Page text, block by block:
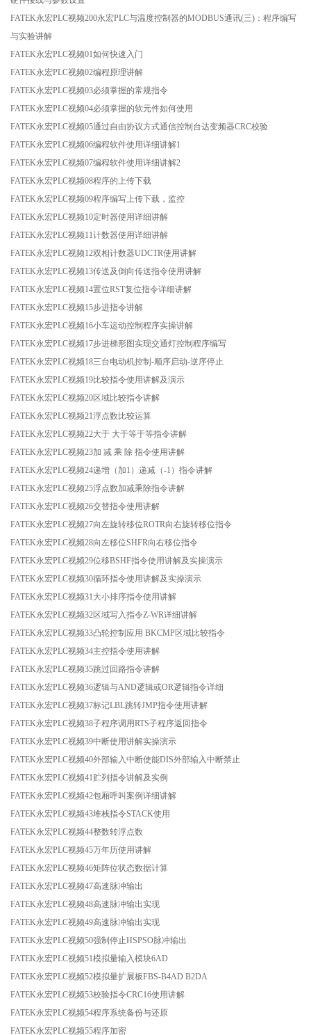
FATEK永宏PLC视频200永宏PLC与温度控制器的MODBUS通讯(三)：程序编写
与实验讲解
FATEK永宏PLC视频01如何快速入门
FATEK永宏PLC视频02编程原理讲解
FATEK永宏PLC视频03必须掌握的常规指令
FATEK永宏PLC视频04必须掌握的软元件如何使用
FATEK永宏PLC视频05通过自由协议方式通信控制台达变频器CRC校验
FATEK永宏PLC视频06编程软件使用详细讲解1
FATEK永宏PLC视频07编程软件使用详细讲解2
FATEK永宏PLC视频08程序的上传下载
FATEK永宏PLC视频09程序编写上传下载，监控
FATEK永宏PLC视频10定时器使用详细讲解
FATEK永宏PLC视频11计数器使用详细讲解
FATEK永宏PLC视频12双相计数器UDCTR使用讲解
FATEK永宏PLC视频13传送及倒向传送指令使用讲解
FATEK永宏PLC视频14置位RST复位指令详细讲解
FATEK永宏PLC视频15步进指令讲解
FATEK永宏PLC视频16小车运动控制程序实操讲解
FATEK永宏PLC视频17步进梯形图实现交通灯控制程序编写
FATEK永宏PLC视频18三台电动机控制-顺序启动-逆序停止
FATEK永宏PLC视频19比较指令使用讲解及演示
FATEK永宏PLC视频20区域比较指令讲解
FATEK永宏PLC视频21浮点数比较运算
FATEK永宏PLC视频22大于 大于等于等指令讲解
FATEK永宏PLC视频23加 减 乘 除 指令使用讲解
FATEK永宏PLC视频24递增（加1）递减（-1）指令讲解
FATEK永宏PLC视频25浮点数加减乘除指令讲解
FATEK永宏PLC视频26交替指令使用讲解
FATEK永宏PLC视频27向左旋转移位ROTR向右旋转移位指令
FATEK永宏PLC视频28向左移位SHFR向右移位指令
FATEK永宏PLC视频29位移BSHF指令使用讲解及实操演示
FATEK永宏PLC视频30循环指令使用讲解及实操演示
FATEK永宏PLC视频31大小排序指令使用讲解
FATEK永宏PLC视频32区域写入指令Z-WR详细讲解
FATEK永宏PLC视频33凸轮控制应用 BKCMP区域比较指令
FATEK永宏PLC视频34主控指令使用讲解
FATEK永宏PLC视频35跳过回路指令讲解
FATEK永宏PLC视频36逻辑与AND逻辑或OR逻辑指令详细
FATEK永宏PLC视频37标记LBL跳转JMP指令使用讲解
FATEK永宏PLC视频38子程序调用RTS子程序返回指令
FATEK永宏PLC视频39中断使用讲解实操演示
FATEK永宏PLC视频40外部输入中断使能DIS外部输入中断禁止
FATEK永宏PLC视频41贮列指令讲解及实例
FATEK永宏PLC视频42包厢呼叫案例详细讲解
FATEK永宏PLC视频43堆栈指令STACK使用
FATEK永宏PLC视频44整数转浮点数
FATEK永宏PLC视频45万年历使用讲解
FATEK永宏PLC视频46矩阵位状态数据计算
FATEK永宏PLC视频47高速脉冲输出
FATEK永宏PLC视频48高速脉冲输出实现
FATEK永宏PLC视频49高速脉冲输出实现
FATEK永宏PLC视频50强制停止HSPSO脉冲输出
FATEK永宏PLC视频51模拟量输入模块6AD
FATEK永宏PLC视频52模拟量扩展板FBS-B4AD B2DA
FATEK永宏PLC视频53校验指令CRC16使用讲解
FATEK永宏PLC视频54程序系统备份与还原
FATEK永宏PLC视频55程序加密